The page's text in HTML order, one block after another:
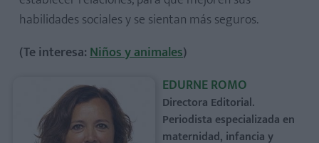
habilidades sociales y se sientan más seguros.
(Te interesa:Niños y animales)
EDURNE ROMO
Directora Editorial.
Periodista especializada en
maternidad, infancia y